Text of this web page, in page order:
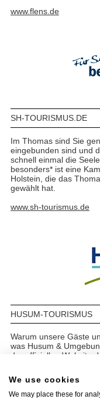
www.flens.de
SH-TOURISMUS.DE
Im Thomas sind Sie
eingebunden sind und
schnell einmal die
besonders* ist eine
Holstein, die das
gewählt hat.
www.sh-tourismus.de
HUSUM-TOURISMUS
Warum unsere Gäste
was Husum &
der offiziellen Website
www.husum-
We use cookies
We may place these for